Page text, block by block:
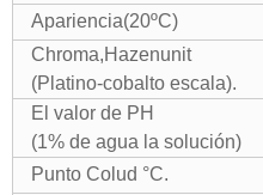
Apariencia(20ºC)
Chroma,Hazenunit
(Platino-cobalto escala).
El valor de PH
(1% de agua la solución)
Punto Colud °C.